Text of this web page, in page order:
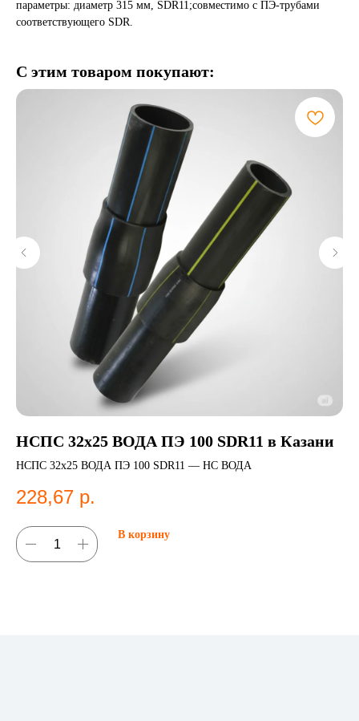
параметры: диаметр 315 мм, SDR11;совместимо с ПЭ-трубами
соответствующего SDR.
С этим товаром покупают:
НСПС 32х25 ВОДА ПЭ 100 SDR11 в Казани
НСПС 32х25 ВОДА ПЭ 100 SDR11 — НС ВОДА
228,67 р.
В корзину